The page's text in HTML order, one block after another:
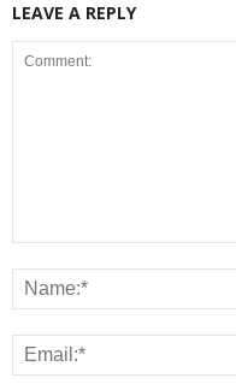
LEAVE A REPLY